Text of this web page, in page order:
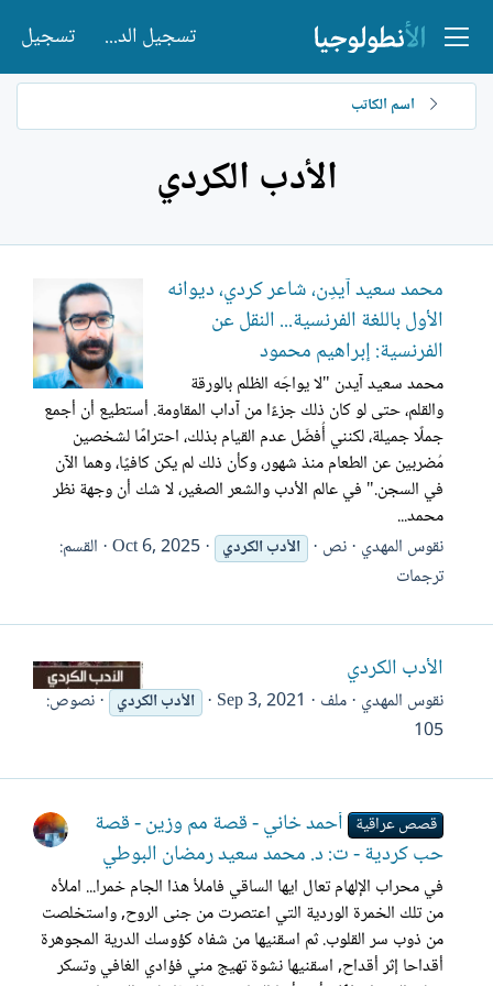
تسجيل الدخول تسجيل
اسم الكاتب
الأدب الكردي
محمد سعيد آيدِن، شاعر كردي، ديوانه
الأول باللغة الفرنسية... النقل عن
الفرنسية: إبراهيم محمود
محمد سعيد آيدن "لا يواجَه الظلم بالورقة
والقلم، حتى لو كان ذلك جزءًا من آداب المقاومة. أستطيع أن أجمع
جملًا جميلة، لكنني أُفضّل عدم القيام بذلك، احترامًا لشخصين
مُضربين عن الطعام منذ شهور، وكأن ذلك لم يكن كافيًا، وهما الآن
في السجن." في عالم الأدب والشعر الصغير، لا شك أن وجهة نظر
محمد...
نقوس المهدي نص الأدبالكردي Oct 6, 2025 القسم:
ترجمات
الأدب الكردي
نقوس المهدي ملف Sep 3, 2021 الأدبالكردي
نصوص:
105
قصص عراقية أحمد خاني - قصة مم وزين - قصة
حب كردية - ت: د. محمد سعيد رمضان البوطي
في محراب الإلهام تعال ايها الساقي فاملأ هذا الجام خمرا... املأه
من تلك الخمرة الوردية التي اعتصرت من جنى الروح, واستخلصت
من ذوب سر القلوب. ثم اسقنيها من شفاه كؤوسك الدرية المجوهرة
أقداحا إثر أقداح, اسقنيها نشوة تهيج مني فؤادي الغافي وتسكر